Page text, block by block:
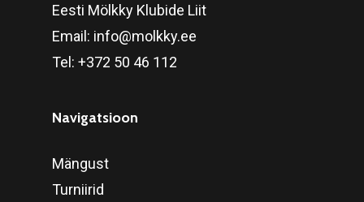
Eesti Mölkky Klubide Liit
Email: info@molkky.ee
Tel: +372 50 46 112
Navigatsioon
Mängust
Turniirid